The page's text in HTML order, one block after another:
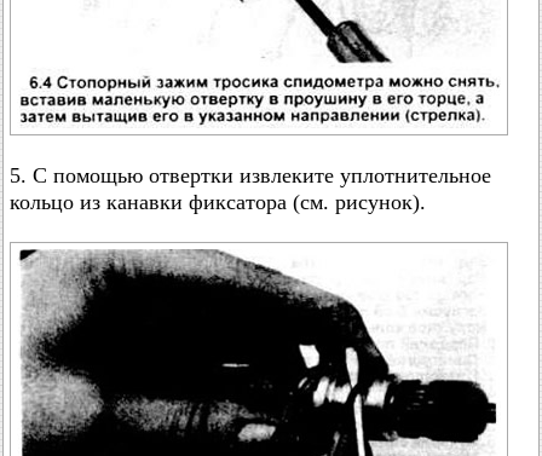
5. С помощью отвертки извлеките уплотнительное
кольцо из канавки фиксатора (см. рисунок).